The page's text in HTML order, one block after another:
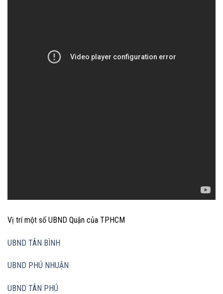
Vị trí một số UBND Quận của TPHCM
UBND TÂN BÌNH
UBND PHÚ NHUẬN
UBND TÂN PHÚ